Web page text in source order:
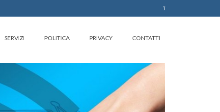
SERVIZI POLITICA PRIVACY CONTATTI